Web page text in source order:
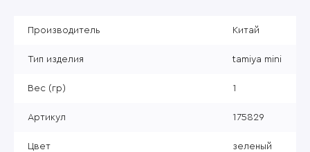
Производитель Китай
Тип изделия tamiya mini
Вес (гр) 1
Артикул 175829
Цвет зеленый